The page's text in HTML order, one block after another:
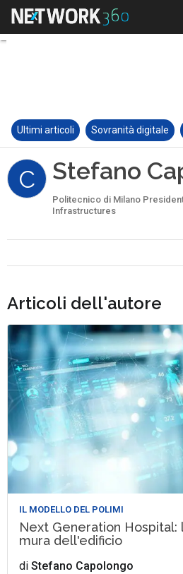
Ultimi articoli Sovranità digitale
C Stefano
Politecnico di Milano
Infrastructures
Articoli dell'autore
IL MODELLO DEL POLIMI
Next Generation Hospital:
mura dell'edificio
diStefano Capolongo